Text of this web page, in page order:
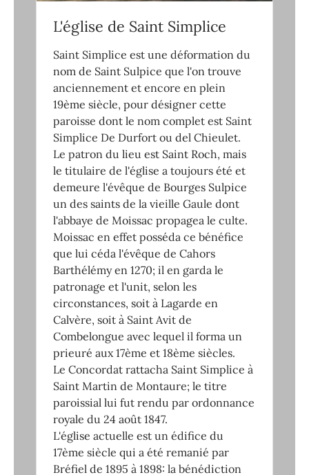
L'église de Saint Simplice
Saint Simplice est une déformation du
nom de Saint Sulpice que l'on trouve
anciennement et encore en plein
19ème siècle, pour désigner cette
paroisse dont le nom complet est Saint
Simplice De Durfort ou del Chieulet.
Le patron du lieu est Saint Roch, mais
le titulaire de l'église a toujours été et
demeure l'évêque de Bourges Sulpice
un des saints de la vieille Gaule dont
l'abbaye de Moissac propagea le culte.
Moissac en effet posséda ce bénéfice
que lui céda l'évêque de Cahors
Barthélémy en 1270; il en garda le
patronage et l'unit, selon les
circonstances, soit à Lagarde en
Calvère, soit à Saint Avit de
Combelongue avec lequel il forma un
prieuré aux 17ème et 18ème siècles.
Le Concordat rattacha Saint Simplice à
Saint Martin de Montaure; le titre
paroissial lui fut rendu par ordonnance
royale du 24 août 1847.
L'église actuelle est un édifice du
17ème siècle qui a été remanié par
Bréfiel de 1895 à 1898: la bénédiction